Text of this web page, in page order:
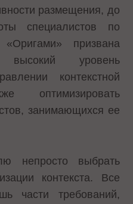
размещения, до
специалистов по
«Оригами» призвана
высокий уровень
контекстной
оптимизировать
занимающихся ее
непросто выбрать
контекста. Все
части требований,